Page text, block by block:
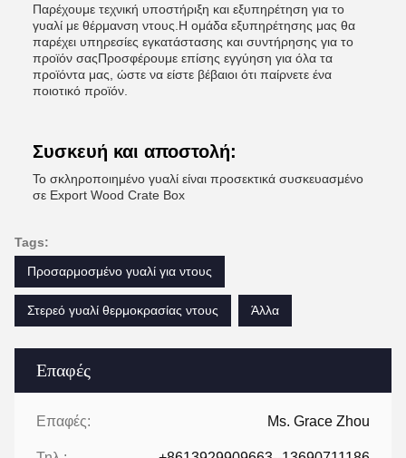
Επαφές
Επαφές: Ms. Grace Zhou
Παρέχουμε τεχνική υποστήριξη και εξυπηρέτηση για το
γυαλί με θέρμανση ντους.Η ομάδα εξυπηρέτησης μας θα
παρέχει υπηρεσίες εγκατάστασης και συντήρησης για το
προϊόν σαςΠροσφέρουμε επίσης εγγύηση για όλα τα
προϊόντα μας, ώστε να είστε βέβαιοι ότι παίρνετε ένα
ποιοτικό προϊόν.
Συσκευή και αποστολή:
Το σκληροποιημένο γυαλί είναι προσεκτικά συσκευασμένο
σε Export Wood Crate Box
Tags:
Προσαρμοσμένο γυαλί για ντους
Στερεό γυαλί θερμοκρασίας ντους Άλλα